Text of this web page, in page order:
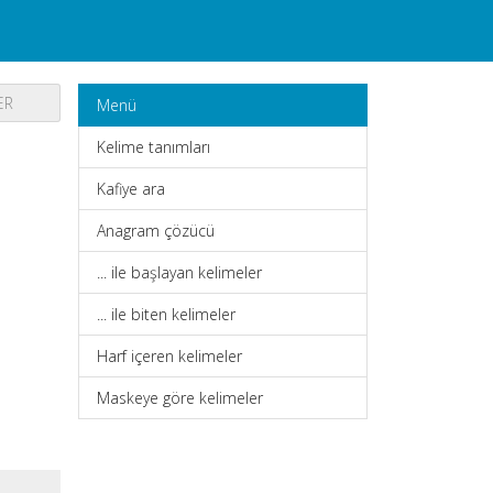
Menü
Kelime tanımları
Kafiye ara
Anagram çözücü
... ile başlayan kelimeler
... ile biten kelimeler
Harf içeren kelimeler
Maskeye göre kelimeler